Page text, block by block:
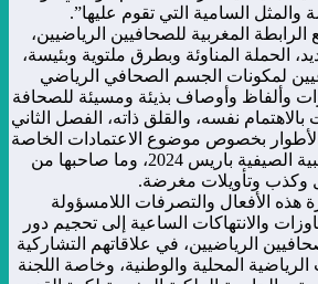
والمثل السامية التي تقوم عليها”.
الرابطة المغربية للصحافيين الرياضيين،
الحملة المناوئة وبطرق ملتوية وبئيسة،
لمكونات الجسم الصحافي الرياضي
وألفاظ وأوصاف بذيئة ومسيئة للصحافة
بالاهتمام نفسه، والقلق ذاته، الفصل الثاني
بخصوص موضوع الاعتمادات الخاصة
بتغطية الألعاب الأولمبية الصيفية باريس 2024، وما صاحبها من
وكذب وتأويلات مغرضة.
هذه الأفعال والتصرفات اللامسؤولة
والانتهاكات الساعية إلى تحجيم دور
الرياضيين، في علاقاتهم التشاركية
المحلية والوطنية، وخاصة اللجنة